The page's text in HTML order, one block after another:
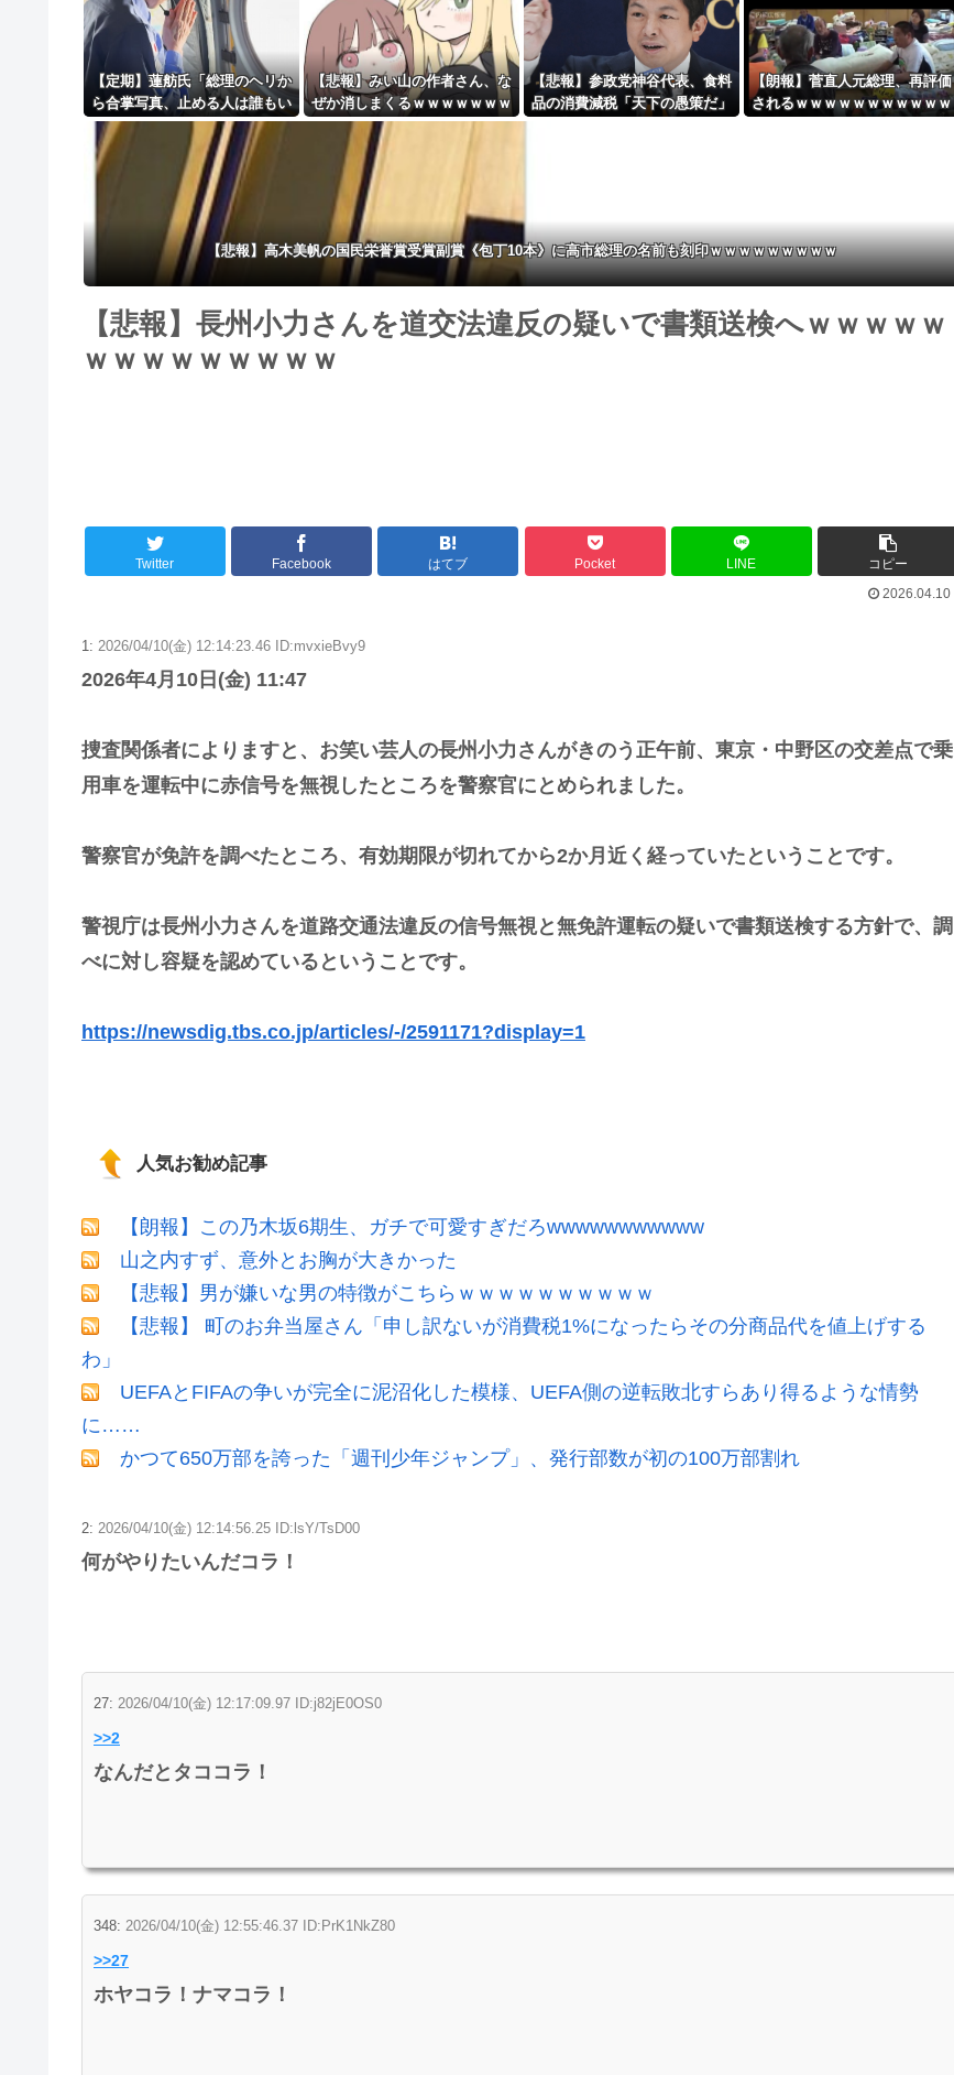
Powered by livedoor 相互RSS
【定期】蓮舫氏「総理のヘリか
ら合掌写真、止める人は誰もい
なかったの？」「あまりにも愕
然」
【悲報】みい山の作者さん、な
ぜか消しまくるｗｗｗｗｗｗｗ
ｗｗｗｗｗｗｗｗ
【悲報】参政党神谷代表、食料
品の消費減税「天下の愚策だ」
【朗報】菅直人元総理、再評価
されるｗｗｗｗｗｗｗｗｗｗｗ
【悲報】高木美帆の国民栄誉賞受賞副賞《包丁10本》に高市総理の名前も刻印ｗｗｗｗｗｗｗｗｗ
【悲報】長州小力さんを道交法違反の疑いで書類送検へｗｗｗｗｗ
ｗｗｗｗｗｗｗｗｗ
Twitter Facebook はてブ Pocket LINE
コピー
2026.04.10
1: 2026/04/10(金) 12:14:23.46 ID:mvxieBvy9
2026年4月10日(金) 11:47
捜査関係者によりますと、お笑い芸人の長州小力さんがきのう正午前、東京・中野区の交差点で乗
用車を運転中に赤信号を無視したところを警察官にとめられました。
警察官が免許を調べたところ、有効期限が切れてから2か月近く経っていたということです。
警視庁は長州小力さんを道路交通法違反の信号無視と無免許運転の疑いで書類送検する方針で、調
べに対し容疑を認めているということです。
https://newsdig.tbs.co.jp/articles/-/2591171?display=1
人気お勧め記事
【朗報】この乃木坂6期生、ガチで可愛すぎだろwwwwwwwwwww
山之内すず、意外とお胸が大きかった
【悲報】男が嫌いな男の特徴がこちらｗｗｗｗｗｗｗｗｗｗ
【悲報】 町のお弁当屋さん「申し訳ないが消費税1%になったらその分商品代を値上げする
わ」
UEFAとFIFAの争いが完全に泥沼化した模様、UEFA側の逆転敗北すらあり得るような情勢
に……
かつて650万部を誇った「週刊少年ジャンプ」、発行部数が初の100万部割れ
2: 2026/04/10(金) 12:14:56.25 ID:lsY/TsD00
何がやりたいんだコラ！
27: 2026/04/10(金) 12:17:09.97 ID:j82jE0OS0
>>2
なんだとタココラ！
348: 2026/04/10(金) 12:55:46.37 ID:PrK1NkZ80
>>27
ホヤコラ！ナマコラ！